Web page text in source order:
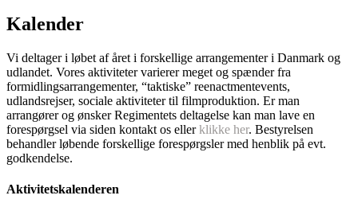
Kalender
Vi deltager i løbet af året i forskellige arrangementer i Danmark og
udlandet. Vores aktiviteter varierer meget og spænder fra
formidlingsarrangementer, “taktiske” reenactmentevents,
udlandsrejser, sociale aktiviteter til filmproduktion. Er man
arrangører og ønsker Regimentets deltagelse kan man lave en
forespørgsel via siden kontakt os ellerklikke her. Bestyrelsen
behandler løbende forskellige forespørgsler med henblik på evt.
godkendelse.
Aktivitetskalenderen